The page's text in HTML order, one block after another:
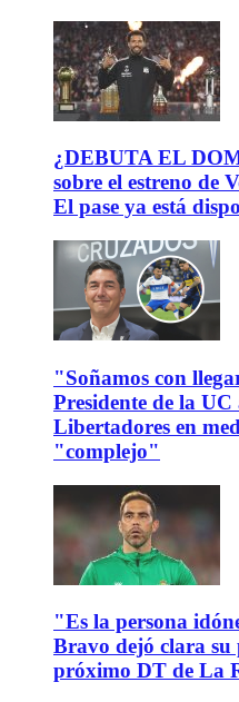
¿DEBUTA EL
sobre el estreno de
El pase ya está
"Soñamos con
Presidente de la
Libertadores en
"complejo"
"Es la persona
Bravo dejó clara su
próximo DT de La